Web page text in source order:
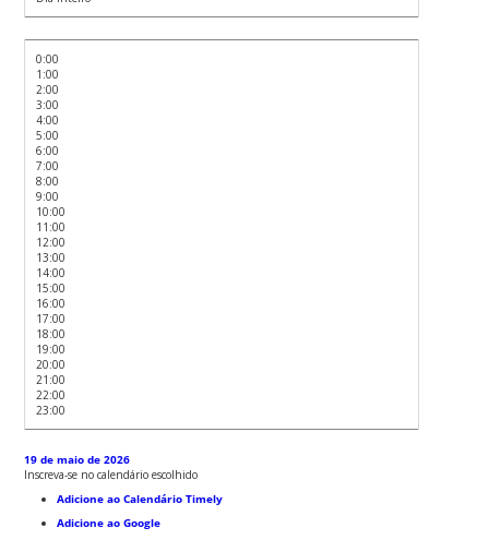
0:00
1:00
2:00
3:00
4:00
5:00
6:00
7:00
8:00
9:00
10:00
11:00
12:00
13:00
14:00
15:00
16:00
17:00
18:00
19:00
20:00
21:00
22:00
23:00
19 de maio de 2026
Inscreva-se no calendário escolhido
Adicione ao Calendário Timely
Adicione ao Google